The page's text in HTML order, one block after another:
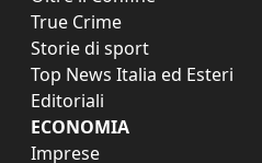
True Crime
Storie di sport
Top News Italia ed Esteri
Editoriali
ECONOMIA
Imprese